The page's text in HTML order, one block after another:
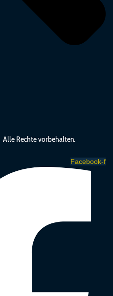
Alle Rechte vorbehalten.
Facebook-f